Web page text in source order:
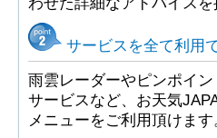
わせた詳細なアドバイスを
サービスを全て利用
雨雲レーダーやピンポイ
サービスなど、お天気
メニューをご利用頂けます